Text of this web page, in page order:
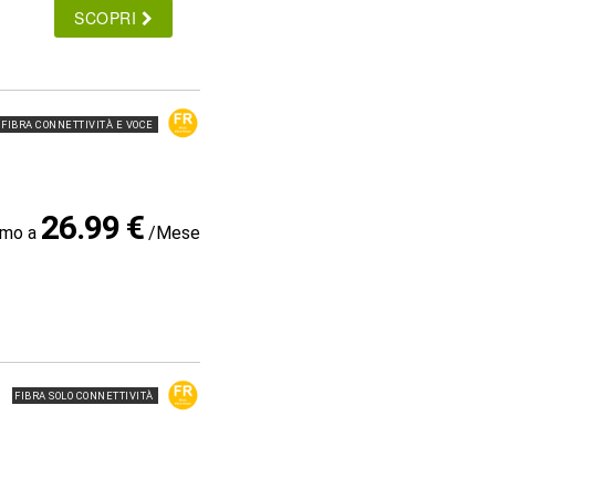
SCOPRI
FIBRA CONNETTIVITÀ E VOCE
a 26.99 € /Mese
FIBRA SOLO CONNETTIVITÀ